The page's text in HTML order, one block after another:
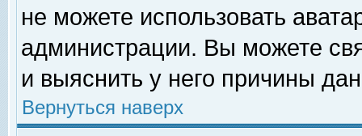
не можете использовать
администрации. Вы можете
и выяснить у него причины
Вернуться наверх